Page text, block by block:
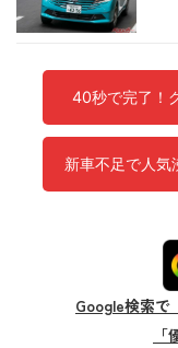
40秒で完了！
新車不足で人
Google検索で